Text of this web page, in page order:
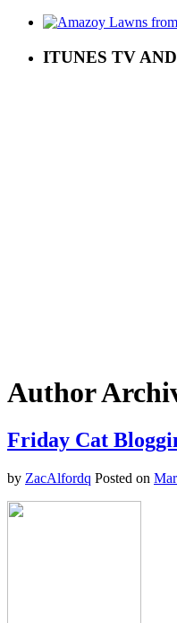
ITUNES TV
Author
Friday Cat
by ZacAlfordq Posted on